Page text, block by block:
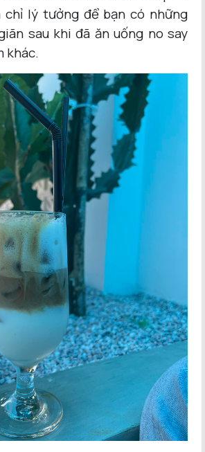
chỉ lý tưởng để bạn có những
sau khi đã ăn uống no say
khác.